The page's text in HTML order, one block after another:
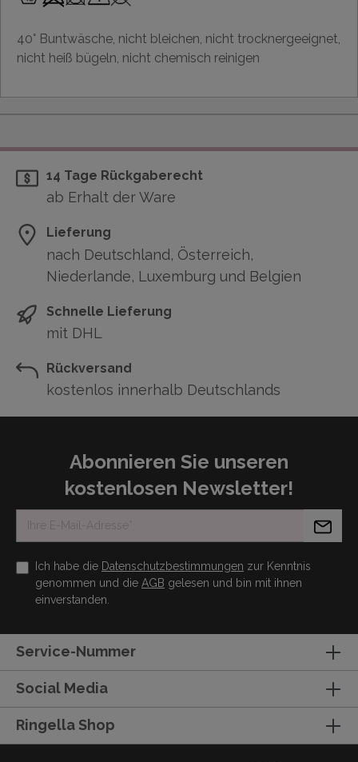
40° Buntwäsche, nicht bleichen, nicht trocknergeeignet,
nicht heiß bügeln, nicht chemisch reinigen
14 Tage Rückgaberecht
ab Erhalt der Ware
Lieferung
nach Deutschland, Österreich,
Niederlande, Luxemburg und Belgien
Schnelle Lieferung
mit DHL
Rückversand
kostenlos innerhalb Deutschlands
Abonnieren Sie unseren
kostenlosen Newsletter!
Ich habe die Datenschutzbestimmungen zur Kenntnis
genommen und die AGB gelesen und bin mit ihnen
einverstanden.
Service-Nummer
Social Media
Ringella Shop